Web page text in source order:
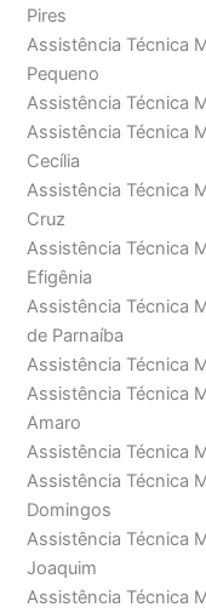
Pires
Assistência Técnica
Pequeno
Assistência Técnica
Assistência Técnica
Cecília
Assistência Técnica
Cruz
Assistência Técnica
Efigênia
Assistência Técnica
de Parnaíba
Assistência Técnica
Assistência Técnica
Amaro
Assistência Técnica
Assistência Técnica
Domingos
Assistência Técnica
Joaquim
Assistência Técnica